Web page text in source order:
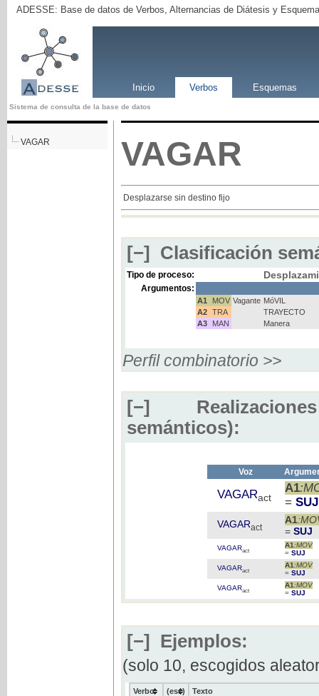
ADESSE: Base de datos de Verbos, Alternancias de Diátesis y
Inicio Verbos Esquemas
Sistema de consulta de la base de datos
VAGAR VAGAR
Desplazarse sin destino fijo
[−] Clasificación
Tipo de proceso:
Argumentos:
A1 MOV Vagante MóVIL
A2 TRA
TRAYECTO
A3
MAN Manera
Perfil combinatorio >>
[−]
semánticos):
Voz
VAGARact
A1
= SUJ
VAGARact
A1
= SUJ
VAGARact
A1 :MOV
= SUJ
VAGARact
A1 :MOV
= SUJ
VAGARact
A1 :MOV
= SUJ
[−] Ejemplos:
(solo 10, escogidos
Verbo (ess)
Texto